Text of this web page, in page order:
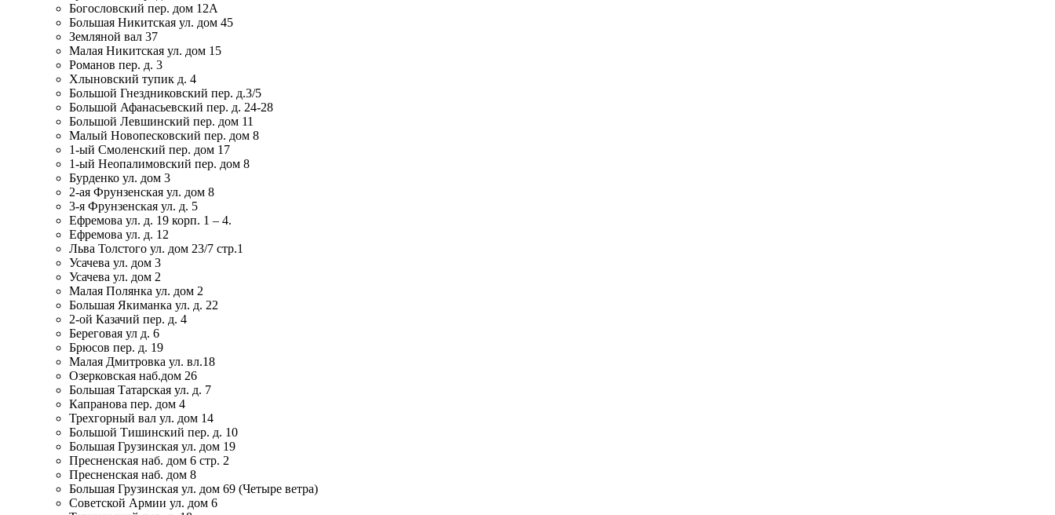
Богословский пер. дом 12А
Большая Никитская ул. дом 45
Земляной вал 37
Малая Никитская ул. дом 15
Романов пер. д. 3
Хлыновский тупик д. 4
Большой Гнездниковский пер. д.3/5
Большой Афанасьевский пер. д. 24-28
Большой Левшинский пер. дом 11
Малый Новопесковский пер. дом 8
1-ый Смоленский пер. дом 17
1-ый Неопалимовский пер. дом 8
Бурденко ул. дом 3
2-ая Фрунзенская ул. дом 8
3-я Фрунзенская ул. д. 5
Ефремова ул. д. 19 корп. 1 – 4.
Ефремова ул. д. 12
Льва Толстого ул. дом 23/7 стр.1
Усачева ул. дом 3
Усачева ул. дом 2
Малая Полянка ул. дом 2
Большая Якиманка ул. д. 22
2-ой Казачий пер. д. 4
Береговая ул д. 6
Брюсов пер. д. 19
Малая Дмитровка ул. вл.18
Озерковская наб.дом 26
Большая Татарская ул. д. 7
Капранова пер. дом 4
Трехгорный вал ул. дом 14
Большой Тишинский пер. д. 10
Большая Грузинская ул. дом 19
Пресненская наб. дом 6 стр. 2
Пресненская наб. дом 8
Большая Грузинская ул. дом 69 (Четыре ветра)
Советской Армии ул. дом 6